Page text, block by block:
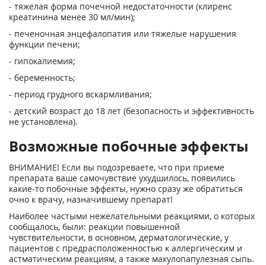
- тяжелая форма почечной недостаточности (клиренс
креатинина менее 30 мл/мин);
- печеночная энцефалопатия или тяжелые нарушения
функции печени;
- гипокалиемия;
- беременность;
- период грудного вскармливания;
- детский возраст до 18 лет (безопасность и эффективность
не установлена).
Возможные побочные эффекты
ВНИМАНИЕ! Если вы подозреваете, что при приеме
препарата ваше самочувствие ухудшилось, появились
какие-то побочные эффекты, нужно сразу же обратиться
очно к врачу, назначившему препарат!
Наиболее частыми нежелательными реакциями, о которых
сообщалось, были: реакции повышенной
чувствительности, в основном, дерматологические, у
пациентов с предрасположенностью к аллергическим и
астматическим реакциям, а также макулопапулезная сыпь.